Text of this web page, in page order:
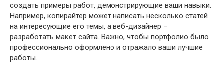
создать примеры работ, демонстрирующие ваши навыки.
Например, копирайтер может написать несколько статей
на интересующие его темы, а веб-дизайнер –
разработать макет сайта. Важно, чтобы портфолио было
профессионально оформлено и отражало ваши лучшие
работы.